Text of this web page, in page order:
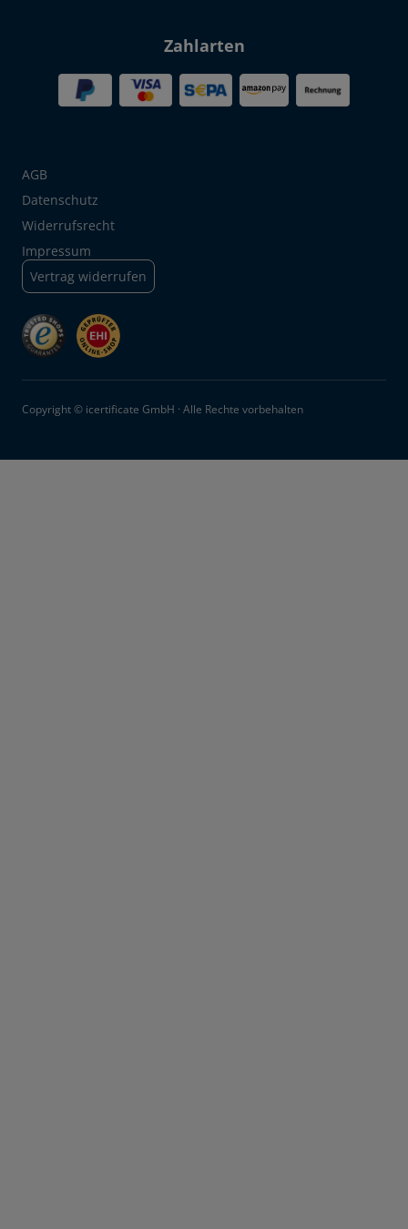
Zahlarten
AGB
Datenschutz
Widerrufsrecht
Impressum
Vertrag widerrufen
Copyright © icertificate GmbH · Alle Rechte vorbehalten